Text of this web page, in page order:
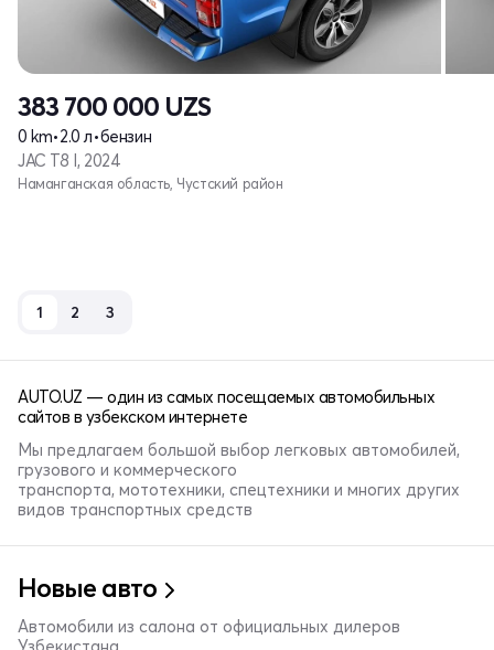
383 700 000 UZS
0 km•2.0 л•бензин
JAC T8 I, 2024
Наманганская область, Чустский район
1 2 3
AUTO.UZ — один из самых посещаемых автомобильных
сайтов в узбекском интернете
Мы предлагаем большой выбор легковых автомобилей,
грузового и коммерческого
транспорта, мототехники, спецтехники и многих других
видов транспортных средств
Новые авто
Автомобили из салона от официальных дилеров